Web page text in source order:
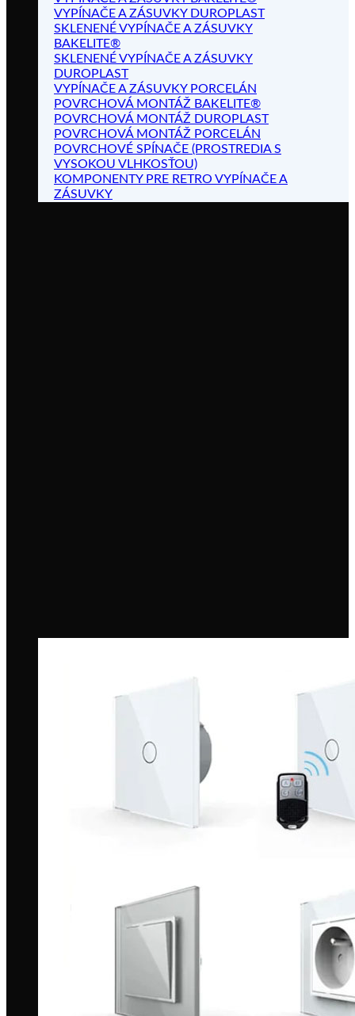
VYPÍNAČE A ZÁSUVKY DUROPLAST
SKLENENÉ VYPÍNAČE A ZÁSUVKY
BAKELITE®
SKLENENÉ VYPÍNAČE A ZÁSUVKY
DUROPLAST
VYPÍNAČE A ZÁSUVKY PORCELÁN
POVRCHOVÁ MONTÁŽ BAKELITE®
POVRCHOVÁ MONTÁŽ DUROPLAST
POVRCHOVÁ MONTÁŽ PORCELÁN
POVRCHOVÉ SPÍNAČE (PROSTREDIA S
VYSOKOU VLHKOSŤOU)
KOMPONENTY PRE RETRO VYPÍNAČE A
ZÁSUVKY